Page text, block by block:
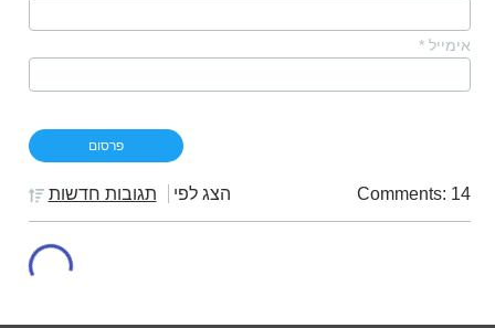
אימייל *
Comments: 14 הצג לפי תגובות חדשות